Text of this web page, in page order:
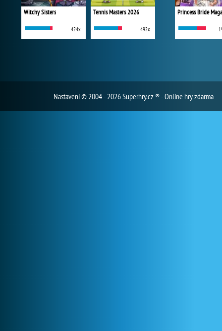
Witchy Sisters
424x
Tennis Masters 2026
492x
Princess Bride
Nastavení© 2004 - 2026 Superhry.cz ® - Online hry zdarma